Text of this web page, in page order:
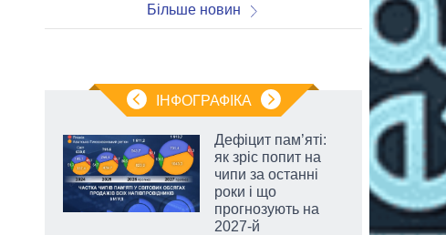
Більше новин
ІНФОГРАФІКА
Дефіцит пам’яті:
як зріс попит на
чипи за останні
роки і що
прогнозують на
2027-й